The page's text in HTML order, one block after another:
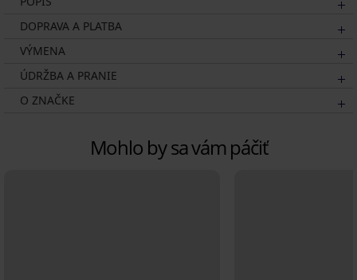
DOPRAVA A PLATBA
VÝMENA
ÚDRŽBA A PRANIE
O ZNAČKE
Mohlo by sa vám páčiť